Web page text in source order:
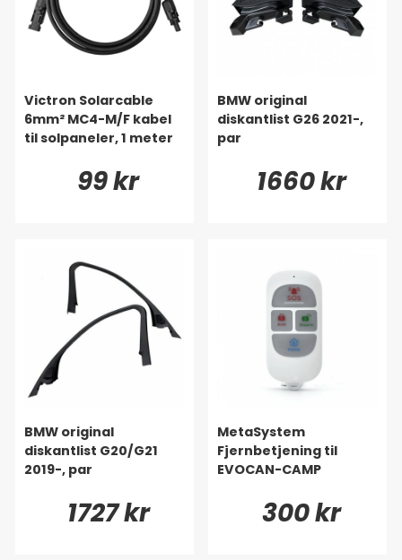
Victron Solarcable
6mm² MC4-M/F kabel
til solpaneler, 1 meter
99 kr
BMW original
diskantlist G26 2021-,
par
1660 kr
BMW original
diskantlist G20/G21
2019-, par
1727 kr
MetaSystem
Fjernbetjening til
EVOCAN-CAMP
300 kr